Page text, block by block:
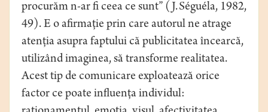
procurăm n-ar fi ceea ce sunt” (J. Séguéla, 1982,
49). E o afirmaţie prin care autorul ne atrage
atenţia asupra faptului că publicitatea încearcă,
utilizând imaginea, să transforme realitatea.
Acest tip de comunicare exploatează orice
factor ce poate influenţa individul: